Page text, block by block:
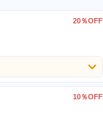
20％OFF
10％OFF